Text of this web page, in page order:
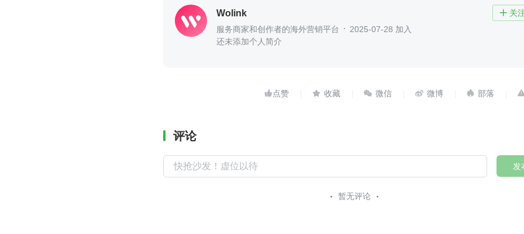
Wolink  关
服务商家和创作者的海外营销平台
2025-07-28 加入
还未添加个人简介
    
评论
发
暂无评论